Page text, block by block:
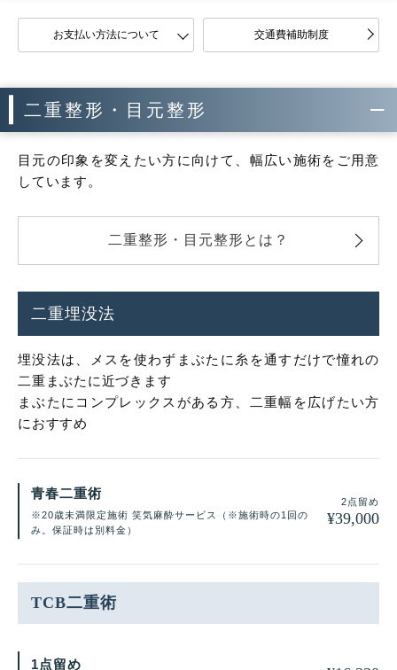
お支払い方法について 交通費補助制度
二重整形・目元整形
目元の印象を変えたい方に向けて、幅広い施術をご用意
しています。
二重整形・目元整形とは？
二重埋没法
埋没法は、メスを使わずまぶたに糸を通すだけで憧れの
二重まぶたに近づきます
まぶたにコンプレックスがある方、二重幅を広げたい方
におすすめ
青春二重術
※20歳未満限定施術 笑気麻酔サービス（※施術時の1回の
み。保証時は別料金）
2点留め
¥39,000
TCB二重術
1点留め